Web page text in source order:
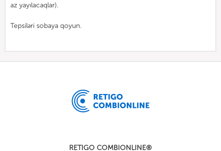
az yayılacaqlar).
Tepsiləri sobaya qoyun.
RETIGO COMBIONLINE®